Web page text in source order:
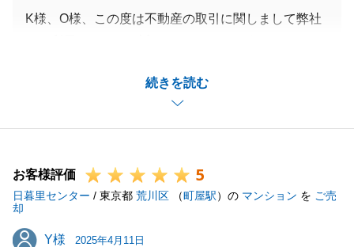
続きを読む
K様、O様、この度は不動産の取引に関しまして弊社
住み替えもできたこと、感無量でございます。
また不動産の事でお役に立てる事がございましたらお
気兼ねなくご連絡くださいませ。
お客様評価 5
日暮里センター / 東京都 荒川区 （町屋駅）の マンション を ご売
却
Y様
Y様 2025年4月11日